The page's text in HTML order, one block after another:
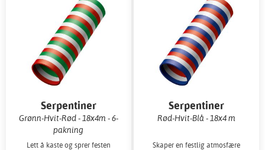
Serpentiner
Grønn-Hvit-Rød - 18x4m - 6-
pakning
Lett å kaste og sprer festen
Serpentiner
Rød-Hvit-Blå - 18x4 m
Skaper en festlig atmosfære